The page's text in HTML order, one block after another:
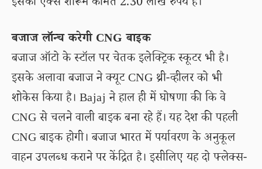
बजाज लॉन्च करेगी CNG बाइक
बजाज ऑटो के स्टॉल पर चेतक इलेक्ट्रिक स्कूटर भी है।
इसके अलावा बजाज ने क्यूट CNG थ्री-व्हीलर को भी
शोकेस किया है। Bajaj ने हाल ही में घोषणा की कि वे
CNG से चलने वाली बाइक बना रहे हैं। यह देश की पहली
CNG बाइक होगी। बजाज भारत में पर्यावरण के अनुकूल
वाहन उपलब्ध कराने पर केंद्रित है। इसीलिए यह दो फ्लेक्स-